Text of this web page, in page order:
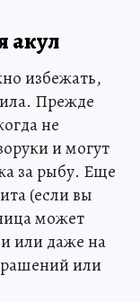
акул
избежать,
Прежде
не
и могут
за рыбу. Еще
(если вы
может
или даже на
или